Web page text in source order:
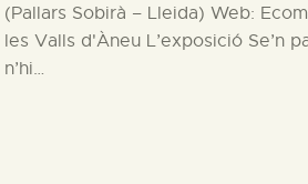
(Pallars Sobirà – Lleida) Web:
les Valls d'Àneu L’exposició Se’n
n’hi…